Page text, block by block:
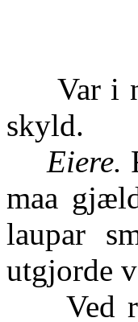
Var i
skyld.
Eiere.
maa
laupar
utgjorde
Ved